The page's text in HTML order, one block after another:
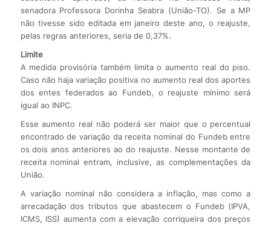
senadora Professora Dorinha Seabra (União-TO). Se a MP
não tivesse sido editada em janeiro deste ano, o reajuste,
pelas regras anteriores, seria de 0,37%.
Limite
A medida provisória também limita o aumento real do piso.
Caso não haja variação positiva no aumento real dos aportes
dos entes federados ao Fundeb, o reajuste mínimo será
igual ao INPC.
Esse aumento real não poderá ser maior que o percentual
encontrado de variação da receita nominal do Fundeb entre
os dois anos anteriores ao do reajuste. Nesse montante de
receita nominal entram, inclusive, as complementações da
União.
A variação nominal não considera a inflação, mas como a
arrecadação dos tributos que abastecem o Fundeb (IPVA,
ICMS, ISS) aumenta com a elevação corriqueira dos preços